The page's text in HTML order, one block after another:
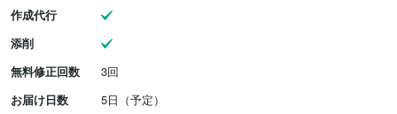
作成代行
添削
無料修正回数
3回
お届け日数
5日（予定）